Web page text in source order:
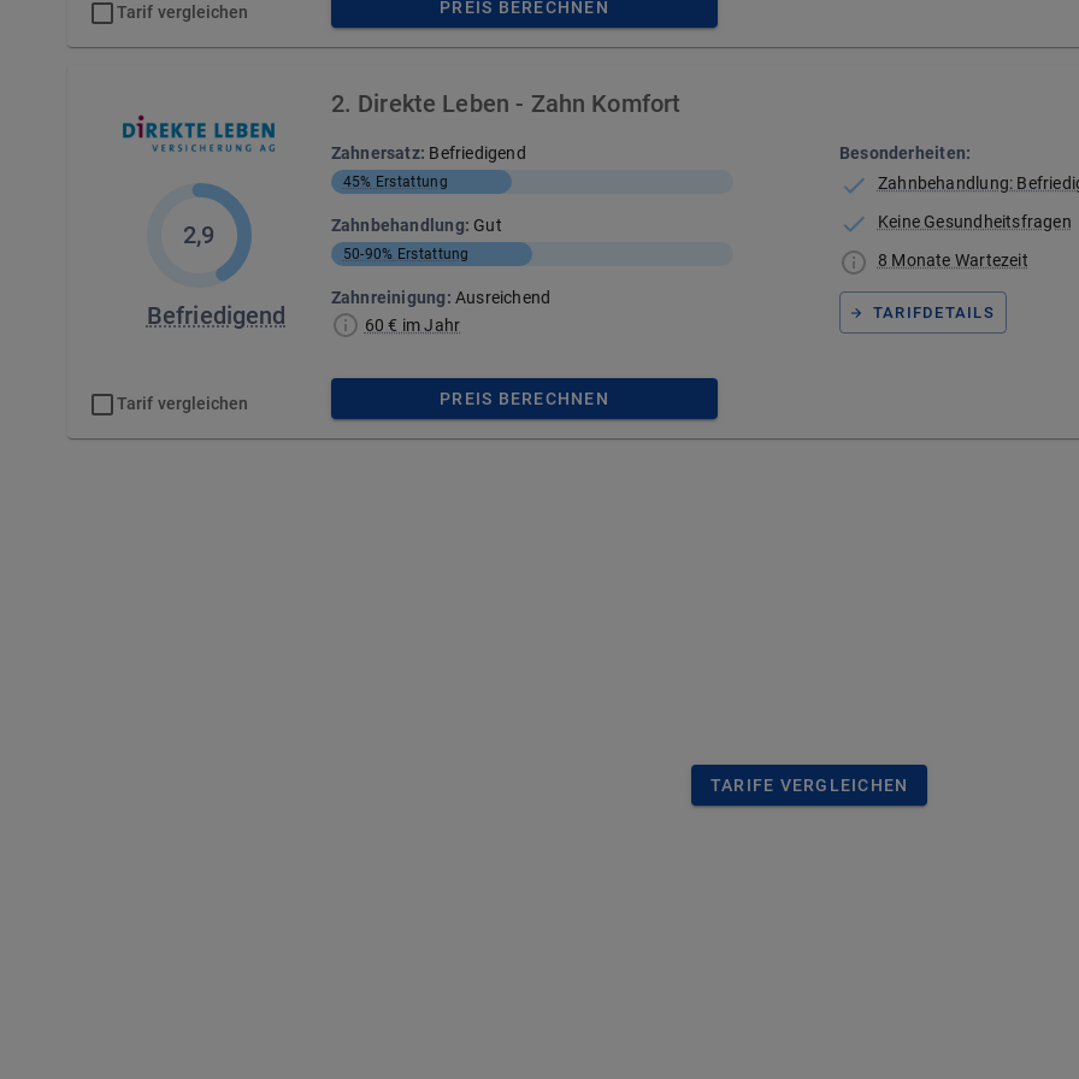
Tarif vergleichen PREIS BERECHNEN
2,9
Befriedigend
Tarif vergleichen
2. Direkte Leben - Zahn Komfort
Zahnersatz: Befriedigend
45% Erstattung
Zahnbehandlung: Gut
50-90% Erstattung
Zahnreinigung: Ausreichend
60 € im Jahr
Besonderheiten:
Zahnbehandlung:
Keine Gesundheitsfragen
8 Monate Wartezeit
TARIFDETAILS
PREIS BERECHNEN
TARIFE VERGLEICHEN